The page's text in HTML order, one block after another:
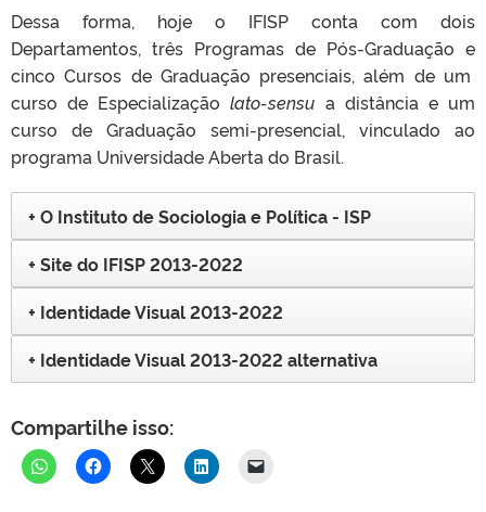
Dessa forma, hoje o IFISP conta com dois
Departamentos, três Programas de Pós-Graduação e
cinco Cursos de Graduação presenciais, além de um
curso de Especializaçãolato-sensu a distância e um
curso de Graduação semi-presencial, vinculado ao
programa Universidade Aberta do Brasil.
O Instituto de Sociologia e Política - ISP
Site do IFISP 2013-2022
Identidade Visual 2013-2022
Identidade Visual 2013-2022 alternativa
Compartilhe isso: